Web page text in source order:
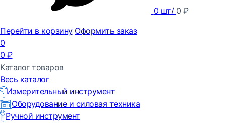
0 шт/ 0 ₽
Перейти в корзину Оформить заказ
0
0 ₽
Каталог товаров
Весь каталог
Измерительный инструмент
Оборудование и силовая техника
Ручной инструмент